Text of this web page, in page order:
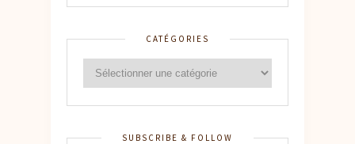
CATÉGORIES
SUBSCRIBE & FOLLOW